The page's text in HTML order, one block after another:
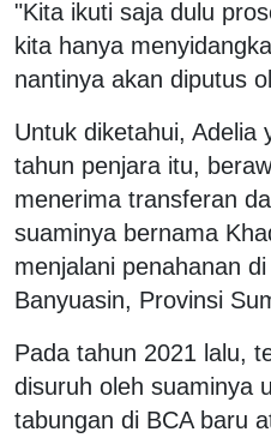
"Kita ikuti saja dulu
kita hanya
nantinya akan diputus
Untuk diketahui, Adelia
tahun penjara itu,
menerima transferan
suaminya bernama
menjalani penahanan
Banyuasin, Provinsi
Pada tahun 2021 lalu,
disuruh oleh suaminya
tabungan di BCA baru